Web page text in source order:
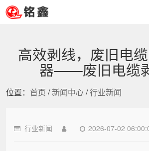
高效剥线，废旧电
器——废旧电缆
位置： 首页 /新闻中心/行业新闻
行业新闻 2026-07-02